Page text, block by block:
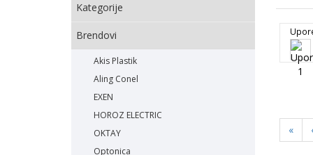
Kategorije
Brendovi
Akis Plastik
Aling Conel
EXEN
HOROZ ELECTRIC
OKTAY
Optonica
« ‹